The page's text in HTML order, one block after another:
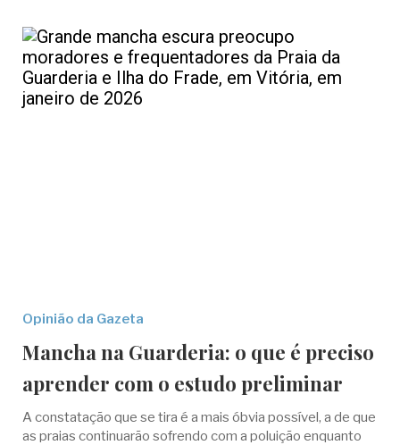
Opinião da Gazeta
Mancha na Guarderia: o que é preciso
aprender com o estudo preliminar
A constatação que se tira é a mais óbvia possível, a de que
as praias continuarão sofrendo com a poluição enquanto